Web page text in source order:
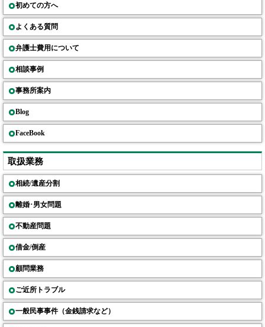
初めての方へ
よくある質問
弁護士費用について
相談事例
事務所案内
Blog
FaceBook
取扱業務
相続/遺産分割
離婚･男女問題
不動産問題
借金/倒産
顧問業務
ご近所トラブル
一般民事事件（金銭請求など）